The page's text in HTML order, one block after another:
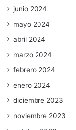
junio 2024
mayo 2024
abril 2024
marzo 2024
febrero 2024
enero 2024
diciembre 2023
noviembre 2023